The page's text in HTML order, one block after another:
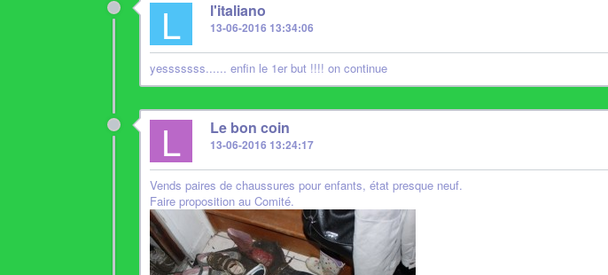
L l'italiano
13-06-2016 13:34:06
yesssssss...... enfin le 1er but !!!! on continue
L Le bon coin
13-06-2016 13:24:17
Vends paires de chaussures pour enfants, état presque neuf.
Faire proposition au Comité.